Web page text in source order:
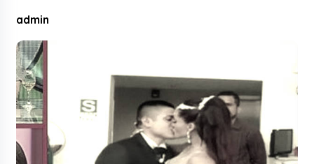
admin